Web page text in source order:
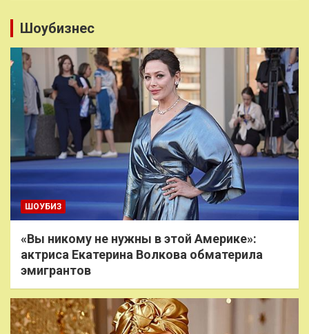
Шоубизнес
ШОУБИЗ
«Вы никому не нужны в этой Америке»:
актриса Екатерина Волкова обматерила
эмигрантов